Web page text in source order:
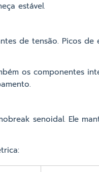
estável.
de tensão. Picos de
os componentes
senoidal. Ele